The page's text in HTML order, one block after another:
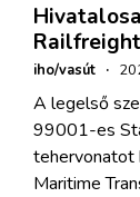
iho/vasút ·
A legelső
99001-es
tehervonatot
Maritime